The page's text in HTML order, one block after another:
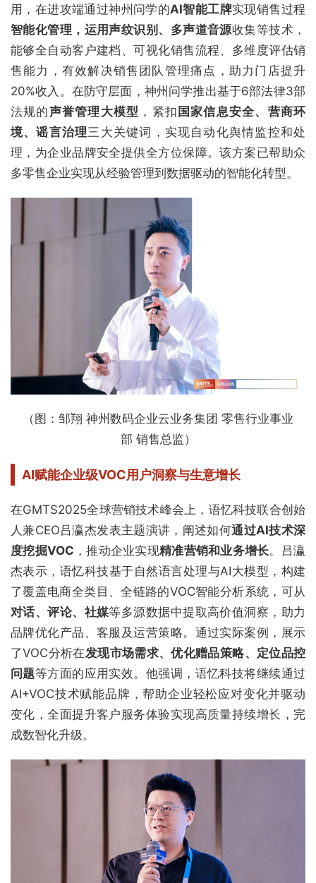
用，在进攻端通过神州问学的AI智能工牌实现销售过程
智能化管理，运用声纹识别、多声道音源收集等技术，
能够全自动客户建档、可视化销售流程、多维度评估销
售能力，有效解决销售团队管理痛点，助力门店提升
20%收入。在防守层面，神州问学推出基于6部法律3部
法规的声誉管理大模型 ，紧扣 国家信息安全、营商环
境、谣言治理三大关键词，实现自动化舆情监控和处
理，为企业品牌安全提供全方位保障。该方案已帮助众
多零售企业实现从经验管理到数据驱动的智能化转型。
（图：邹翔 神州数码企业云业务集团 零售行业事业
部 销售总监）
AI赋能企业级VOC用户洞察与生意增长
在GMTS2025全球营销技术峰会上，语忆科技联合创始
人兼CEO吕瀛杰发表主题演讲，阐述如何通过AI技术深
度挖掘VOC ，推动企业实现精准营销和业务增长。吕瀛
杰表示，语忆科技基于自然语言处理与AI大模型，构建
了覆盖电商全类目、全链路的VOC智能分析系统，可从
对话、评论、社媒等多源数据中提取高价值洞察，助力
品牌优化产品、客服及运营策略。通过实际案例，展示
了VOC分析在发现市场需求、优化赠品策略、定位品控
问题等方面的应用实效。他强调，语忆科技将继续通过
AI+VOC技术赋能品牌，帮助企业轻松应对变化并驱动
变化，全面提升客户服务体验实现高质量持续增长，完
成数智化升级。